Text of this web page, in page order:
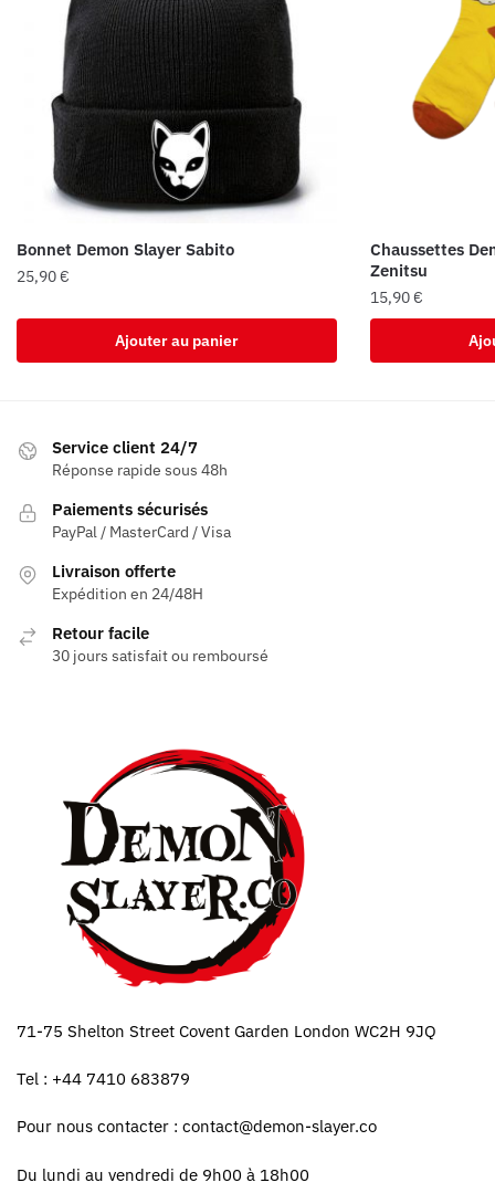
Bonnet Demon Slayer Sabito
25,90€
Ajouter au panier
Chaussettes
Zenitsu
15,90€
Service client 24/7
Réponse rapide sous 48h
Paiements sécurisés
PayPal / MasterCard / Visa
Livraison offerte
Expédition en 24/48H
Retour facile
30 jours satisfait ou remboursé
71-75 Shelton Street Covent Garden London WC2H 9JQ
Tel : +44 7410 683879
Pour nous contacter : contact@demon-slayer.co
Du lundi au vendredi de 9h00 à 18h00